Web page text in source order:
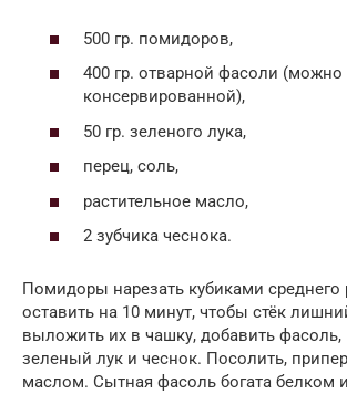
500 гр. помидоров,
400 гр. отварной фасоли (можно
консервированной),
50 гр. зеленого лука,
перец, соль,
растительное масло,
2 зубчика чеснока.
Помидоры нарезать кубиками среднего
оставить на 10 минут, чтобы стёк
выложить их в чашку, добавить
зеленый лук и чеснок. Посолить,
маслом. Сытная фасоль богата белком